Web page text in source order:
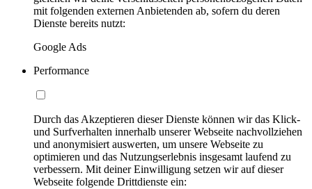
mit folgenden externen Anbietenden ab, sofern du deren
Dienste bereits nutzt:
Google Ads
Performance
Durch das Akzeptieren dieser Dienste können wir das Klick-
und Surfverhalten innerhalb unserer Webseite nachvollziehen
und anonymisiert auswerten, um unsere Webseite zu
optimieren und das Nutzungserlebnis insgesamt laufend zu
verbessern. Mit deiner Einwilligung setzen wir auf dieser
Webseite folgende Drittdienste ein: